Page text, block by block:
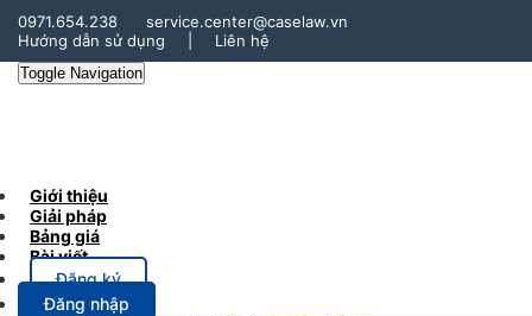
0971.654.238
service.center@caselaw.vn
Hướng dẫn sử dụng
Liên hệ
Toggle Navigation
Giới thiệu
Giải pháp
Bảng giá
Bài viết
Đăng ký
Đăng nhập